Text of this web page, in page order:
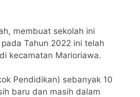
membuat sekolah ini
Tahun 2022 ini telah
kecamatan Marioriawa.
Pendidikan) sebanyak 10
baru dan masih dalam